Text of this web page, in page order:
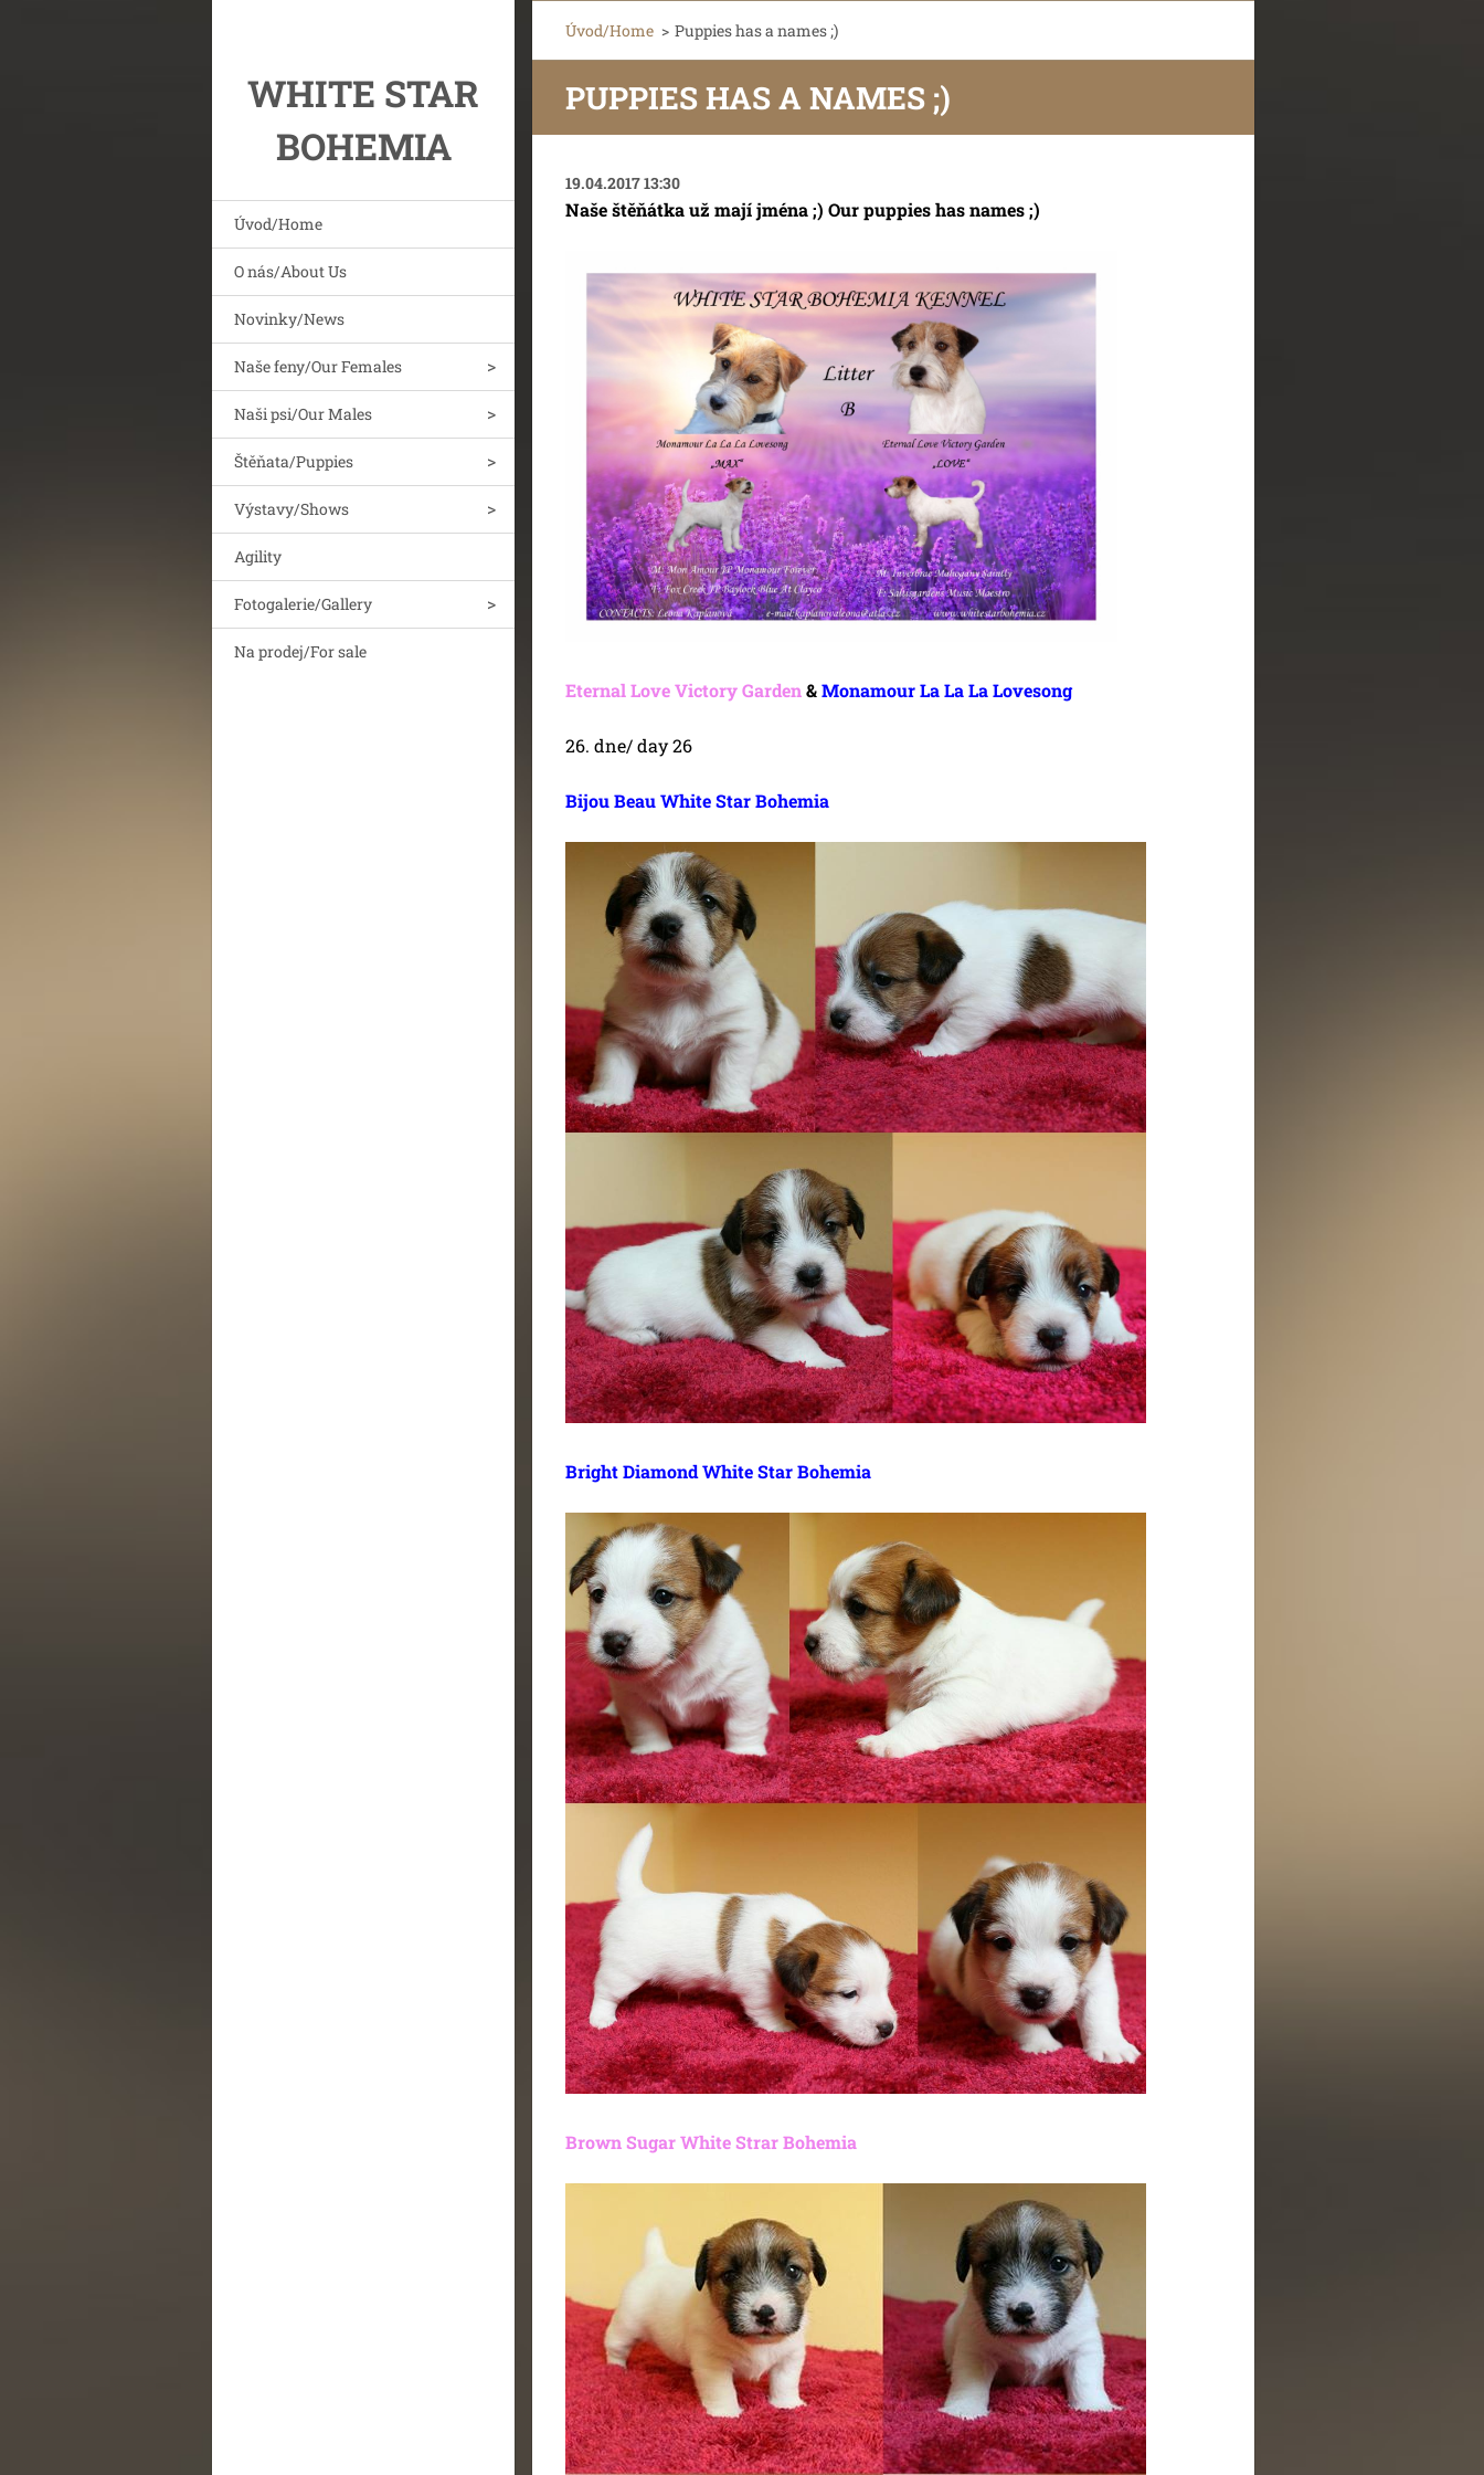
WHITE STAR
BOHEMIA
Úvod/Home
O nás/About Us
Novinky/News
Naše feny/Our Females
Naši psi/Our Males
Štěňata/Puppies
Výstavy/Shows
Agility
Fotogalerie/Gallery
Na prodej/For sale
Úvod/Home > Puppies has a names ;)
PUPPIES HAS A NAMES ;)
19.04.2017 13:30
Naše štěňátka už mají jména ;) Our puppies has names ;)
Eternal Love Victory Garden&Monamour La La La Lovesong
26. dne/ day 26
Bijou Beau White Star Bohemia
Bright Diamond White Star Bohemia
Brown Sugar White Strar Bohemia